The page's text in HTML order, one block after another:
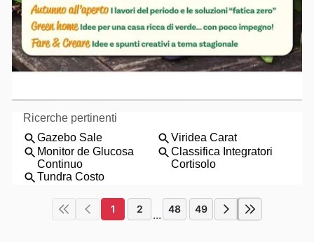
1 2 ... 48 49